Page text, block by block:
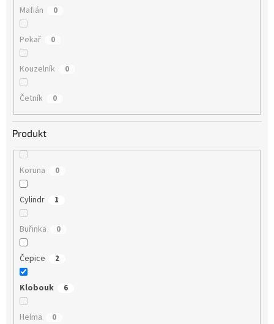
Mafián 0
Pekař 0
Kouzelník 0
Četník 0
Produkt
Koruna 0
Cylindr 1
Buřinka 0
Čepice 2
Klobouk 6
Helma 0